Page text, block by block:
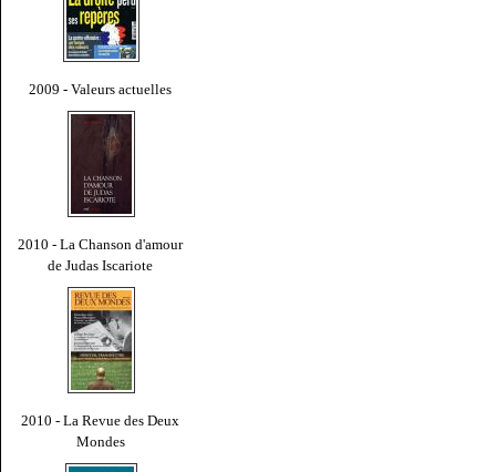
2009 - Valeurs actuelles
2010 - La Chanson d'amour
de Judas Iscariote
2010 - La Revue des Deux
Mondes